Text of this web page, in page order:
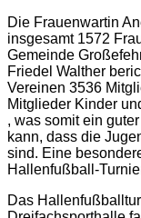
Die Frauenwartin
insgesamt 1572
Gemeinde
Friedel Walther
Vereinen 3536
Mitglieder Kinder
, was somit ein
kann, dass die
sind. Eine
Hallenfußball-
Das